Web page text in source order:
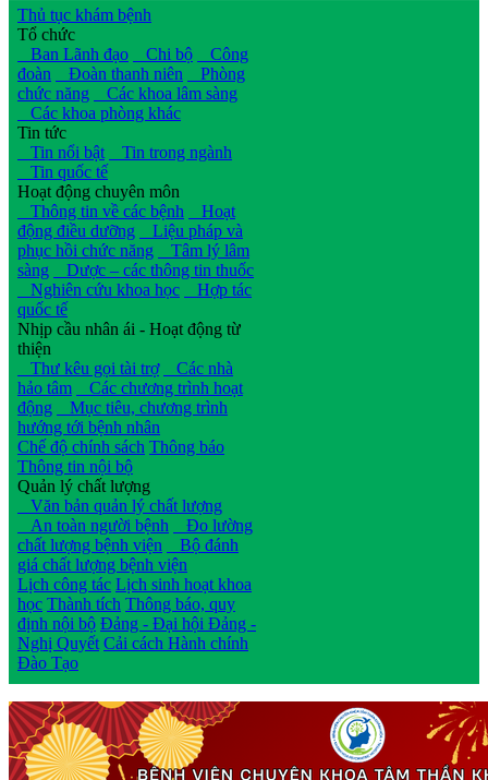
Thủ tục khám bệnh
Tổ chức
Ban Lãnh đạo
Chi bộ
Công
đoàn
Đoàn thanh niên
Phòng
chức năng
Các khoa lâm sàng
Các khoa phòng khác
Tin tức
Tin nổi bật
Tin trong ngành
Tin quốc tế
Hoạt động chuyên môn
Thông tin về các bệnh
Hoạt
động điều dưỡng
Liệu pháp và
phục hồi chức năng
Tâm lý lâm
sàng
Dược – các thông tin thuốc
Nghiên cứu khoa học
Hợp tác
quốc tế
Nhịp cầu nhân ái - Hoạt động từ
thiện
Thư kêu gọi tài trợ
Các nhà
hảo tâm
Các chương trình hoạt
động
Mục tiêu, chương trình
hướng tới bệnh nhân
Chế độ chính sách Thông báo
Thông tin nội bộ
Quản lý chất lượng
Văn bản quản lý chất lượng
An toàn người bệnh
Đo lường
chất lượng bệnh viện
Bộ đánh
giá chất lượng bệnh viện
Lịch công tác Lịch sinh hoạt khoa
học Thành tích Thông báo, quy
định nội bộ Đảng - Đại hội Đảng -
Nghị Quyết Cải cách Hành chính
Đào Tạo